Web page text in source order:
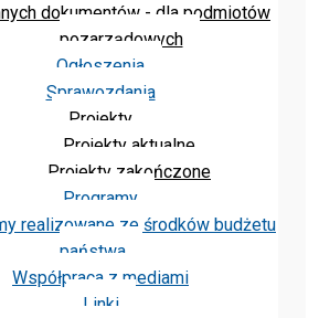
dokumentów - dla podmiotów
pozarządowych
Ogłoszenia
Sprawozdania
Projekty
Projekty aktualne
Projekty zakończone
Programy
realizowane ze środków budżetu
państwa
Współpraca z mediami
Linki